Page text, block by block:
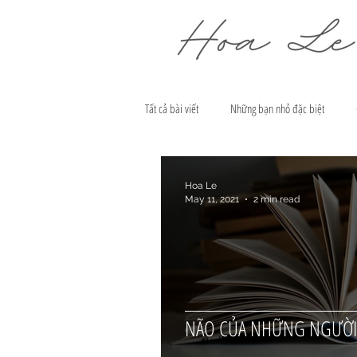
Tất cả bài viết Những bạn nhỏ đặc biệt
NÃO CỦA NHỮNG
Hoa Le
May 11, 2021
2 min read